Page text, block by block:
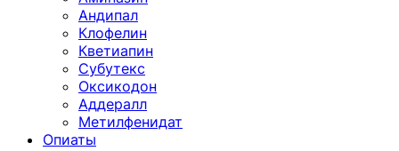
Андипал
Клофелин
Кветиапин
Субутекс
Оксикодон
Аддералл
Метилфенидат
Опиаты